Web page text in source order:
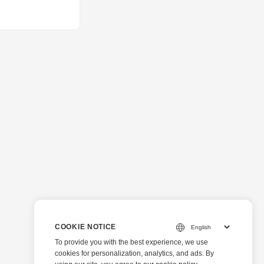
を使用して
COOKIE NOTICE
To provide you with the best experience, we use
cookies for personalization, analytics, and ads. By